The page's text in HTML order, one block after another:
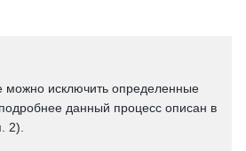
можно исключить определенные
данный процесс описан в
2).